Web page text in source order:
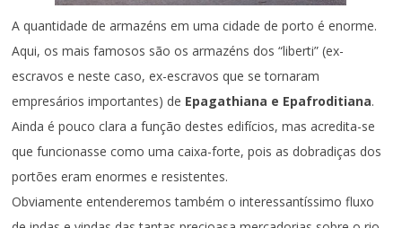
A quantidade de armazéns em uma cidade de porto é enorme.
Aqui, os mais famosos são os armazéns dos “liberti” (ex-
escravos e neste caso, ex-escravos que se tornaram
empresários importantes) de Epagathiana e Epafroditiana.
Ainda é pouco clara a função destes edifícios, mas acredita-se
que funcionasse como uma caixa-forte, pois as dobradiças dos
portões eram enormes e resistentes.
Obviamente entenderemos também o interessantíssimo fluxo